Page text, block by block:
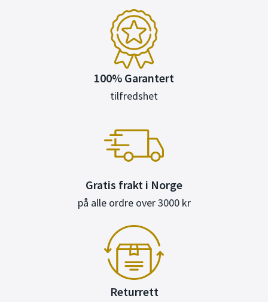
100% Garantert
tilfredshet
Gratis frakt i Norge
på alle ordre over 3000 kr
Returrett